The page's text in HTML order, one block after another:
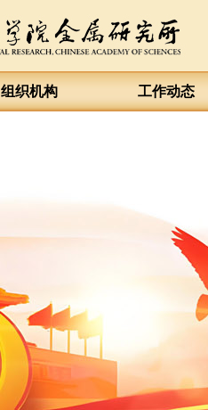
组织机构 工作动态